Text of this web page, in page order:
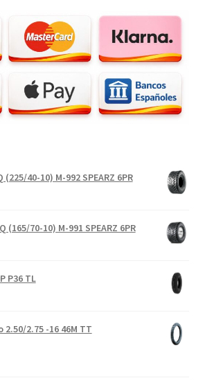
(225/40-10) M-992 SPEARZ 6PR
(165/70-10) M-991 SPEARZ 6PR
P36 TL
2.50/2.75 -16 46M TT